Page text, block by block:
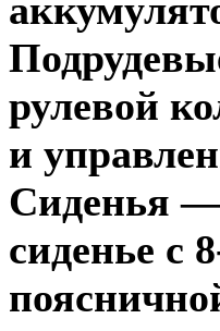
рулевой
и
Сиденья —
сиденье с